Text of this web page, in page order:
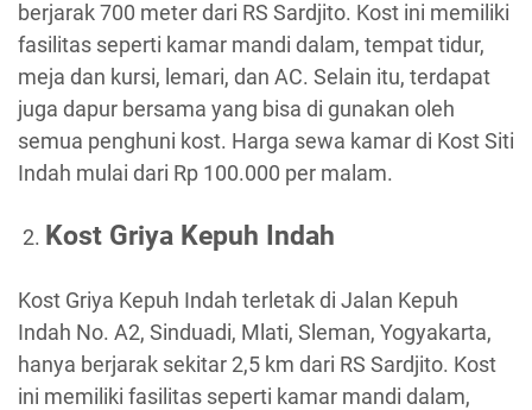
berjarak 700 meter dari RS Sardjito. Kost ini memiliki
fasilitas seperti kamar mandi dalam, tempat tidur,
meja dan kursi, lemari, dan AC. Selain itu, terdapat
juga dapur bersama yang bisa di gunakan oleh
semua penghuni kost. Harga sewa kamar di Kost Siti
Indah mulai dari Rp 100.000 per malam.
Kost Griya Kepuh Indah
Kost Griya Kepuh Indah terletak di Jalan Kepuh
Indah No. A2, Sinduadi, Mlati, Sleman, Yogyakarta,
hanya berjarak sekitar 2,5 km dari RS Sardjito. Kost
ini memiliki fasilitas seperti kamar mandi dalam,